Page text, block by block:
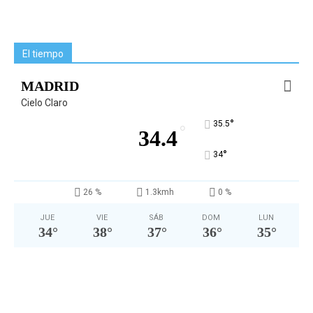
El tiempo
MADRID
Cielo Claro
34.4° 35.5°
34°
26 % 1.3kmh 0 %
JUE
34°
VIE
38°
SÁB
37°
DOM
36°
LUN
35°